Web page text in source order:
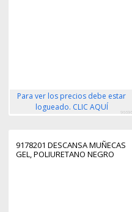
Para ver los precios debe estar
logueado. CLIC AQUÍ
96696
9178201 DESCANSA MUÑECAS
GEL, POLIURETANO NEGRO